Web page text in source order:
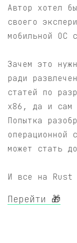
Автор хотел
своего
мобильной ОС
Зачем это
ради
статей по
x86, да и сам
Попытка
операционной
может стать
И все на Rust
Перейти 🎁